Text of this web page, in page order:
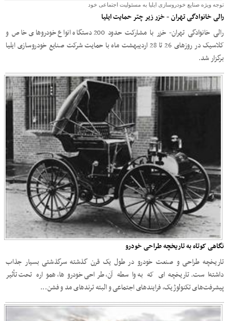
توجه ویژه صنایع خودروسازی ایلیا به مسئولیت اجتماعی خود
رالی خانوادگی تهران - خزر زیر چتر حمایت ایلیا
رالی خانوادگی تهران- خزر با مشارکت حدود 200 دستگاه انواع خودروهای خاص و
کلاسیک در روزهای 26 تا 28 اردیبهشت ماه با حمایت شرکت صنایع خودروسازی ایلیا
برگزار شد.
نگاهی کوتاه به تاریخچه طراحی خودرو
تاریخچه طراحی و صنعت خودرو در طول یک قرن گذشته سرگذشتی بسیار جذاب
داشته‌است. تاریخچه‌ای که به واسطه آن، طراحی خودروها، همواره تحت تأثیر
پیشرفت‌های تکنولوژیک، فرایندهای اجتماعی و البته ترندهای مد و فشن...